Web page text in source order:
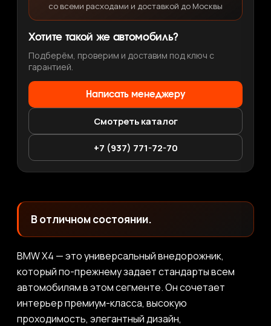
со всеми расходами и доставкой до Москвы
Хотите такой же автомобиль?
Подберём, проверим и доставим под ключ с
гарантией.
Написать менеджеру
Смотреть каталог
+7 (937) 771-72-70
В отличном состоянии.
BMW X4 — это универсальный внедорожник,
который по-прежнему задает стандарты всем
автомобилям в этом сегменте. Он сочетает
интерьер премиум-класса, высокую
проходимость, элегантный дизайн,